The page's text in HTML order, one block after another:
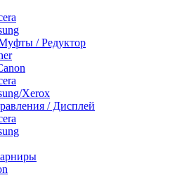
/ Редуктор
Xerox
/ Дисплей